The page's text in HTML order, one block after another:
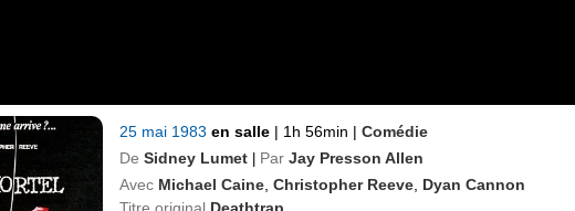
25 mai 1983 en salle | 1h 56min | Comédie
De Sidney Lumet | Par Jay Presson Allen
Avec Michael Caine Christopher Reeve Dyan Cannon
Titre original Deathtrap